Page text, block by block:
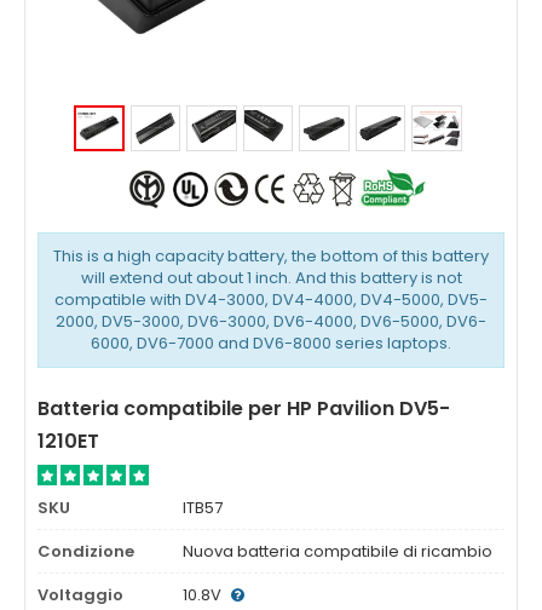
This is a high capacity battery, the bottom of this battery
will extend out about 1 inch. And this battery is not
compatible with DV4-3000, DV4-4000, DV4-5000, DV5-
2000, DV5-3000, DV6-3000, DV6-4000, DV6-5000, DV6-
6000, DV6-7000 and DV6-8000 series laptops.
Batteria compatibile per HP Pavilion DV5-
1210ET
SKU
ITB57
Condizione
Nuova batteria compatibile di ricambio
Voltaggio
10.8V